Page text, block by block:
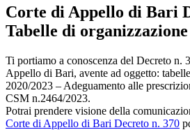
Corte di Appello di Bari
Tabelle di organizzazione
Ti portiamo a conoscenza del Decreto n.
Appello di Bari, avente ad oggetto:
2020/2023 – Adeguamento alle
CSM n.2464/2023.
Potrai prendere visione della
Corte di Appello di Bari Decreto n. 370